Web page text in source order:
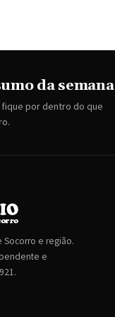
da semana
por dentro do que
Socorro e região.
e